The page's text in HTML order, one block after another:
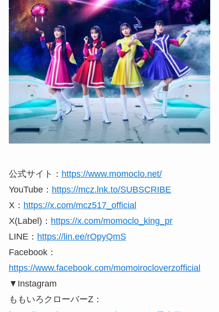
公式サイト： https://www.momoclo.net/
YouTube： https://mcz.lnk.to/SUBSCRIBE
X： https://x.com/mcz517_official
X(Label)： https://x.com/momoclo_king_pr
LINE： https://lin.ee/rOpyQmS
Facebook：
https://www.facebook.com/momoirocloverzofficial
▼Instagram
ももいろクローバーZ：